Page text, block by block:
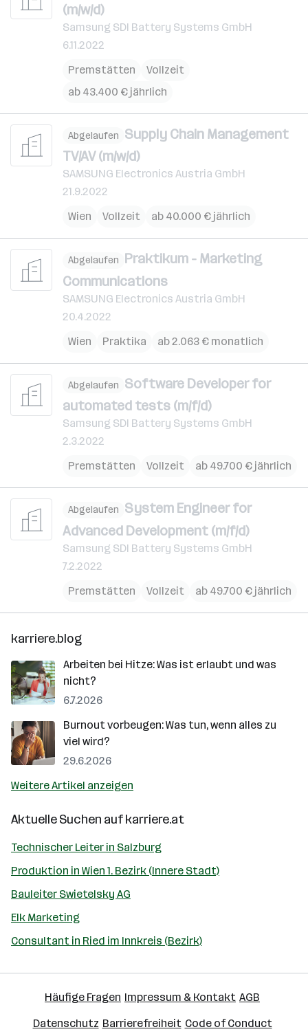
(m/w/d)
Samsung SDI Battery Systems GmbH
6.11.2022
Premstätten
Vollzeit
ab 43.400 € jährlich
Abgelaufen Supply Chain Management
TV/AV (m/w/d)
SAMSUNG Electronics Austria GmbH
21.9.2022
Wien
Vollzeit ab 40.000 € jährlich
Abgelaufen Praktikum - Marketing
Communications
SAMSUNG Electronics Austria GmbH
20.4.2022
Wien
Praktika ab 2.063 € monatlich
Abgelaufen Software Developer for
automated tests (m/f/d)
Samsung SDI Battery Systems GmbH
2.3.2022
Premstätten
Vollzeit ab 49.700 € jährlich
Abgelaufen System Engineer for
Advanced Development (m/f/d)
Samsung SDI Battery Systems GmbH
7.2.2022
Premstätten
Vollzeit ab 49.700 € jährlich
karriere.blog
Arbeiten bei Hitze: Was ist erlaubt und was
nicht?
6.7.2026
Burnout vorbeugen: Was tun, wenn alles zu
viel wird?
29.6.2026
Weitere Artikel anzeigen
Aktuelle Suchen aufkarriere.at
Technischer Leiter in Salzburg
Produktion in Wien 1. Bezirk (Innere Stadt)
Bauleiter Swietelsky AG
Elk Marketing
Consultant in Ried im Innkreis (Bezirk)
Häufige Fragen Impressum & Kontakt AGB
Datenschutz Barrierefreiheit Code of Conduct